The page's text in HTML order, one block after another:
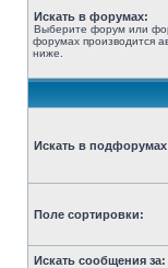
Искать в форумах:
Выберите форум или
форумах производится
ниже.
Искать в
Поле сортировки:
Искать сообщения за: